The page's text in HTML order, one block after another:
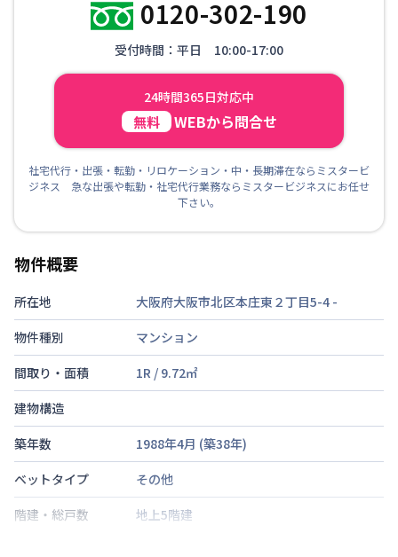
0120-302-190
受付時間：平日 10:00-17:00
24時間365日対応中
無料 WEBから問合せ
社宅代行・出張・転勤・リロケーション・中・長期滞在ならミスタービ
ジネス 急な出張や転勤・社宅代行業務ならミスタービジネスにお任せ
下さい。
物件概要
所在地 大阪府大阪市北区本庄東２丁目5-4 -
物件種別
マンション
間取り・面積
1R / 9.72㎡
建物構造
築年数
1988年4月 (築38年)
ベットタイプ
その他
階建・総戸数
地上5階建